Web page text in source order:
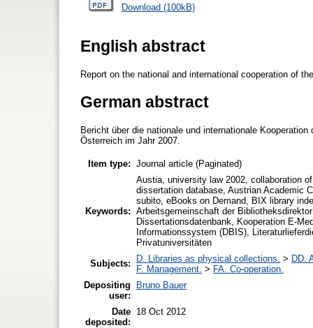
Download (100kB)
English abstract
Report on the national and international cooperation of
German abstract
Bericht über die nationale und internationale
Österreich im Jahr 2007.
Item type: Journal article (Paginated)
Keywords:
Austia, university law 2002, collaboration
dissertation database, Austrian Academic
subito, eBooks on Demand, BIX library
Arbeitsgemeinschaft der
Dissertationsdatenbank, Kooperation E-
Informationssystem (DBIS),
Privatuniversitäten
Subjects:
D. Libraries as physical collections. > DD.
F. Management. > FA. Co-operation.
Depositing
user:
Bruno Bauer
Date
deposited:
18 Oct 2012